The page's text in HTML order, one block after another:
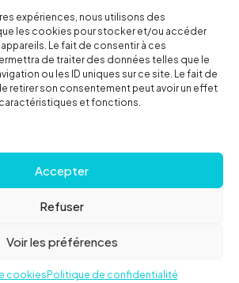
expériences, nous utilisons des
les cookies pour stocker et/ou accéder
Le fait de consentir à ces
de traiter des données telles que le
ou les ID uniques sur ce site. Le fait de
retirer son consentement peut avoir un effet
et fonctions.
Accepter
Refuser
Voir les préférences
cookies Politique de confidentialité
A propos
Contact
Ma liste
FAQ
| Tous droits réservés |